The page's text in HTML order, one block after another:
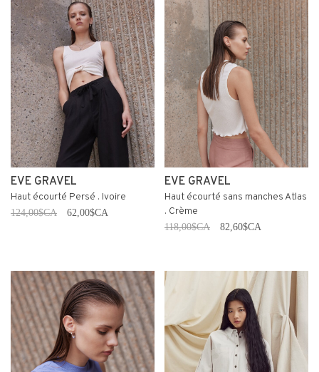
EVE GRAVEL
Haut écourté Persé . Ivoire
124,00$CA 62,00$CA
EVE GRAVEL
Haut écourté sans manches Atlas
. Crème
118,00$CA 82,60$CA